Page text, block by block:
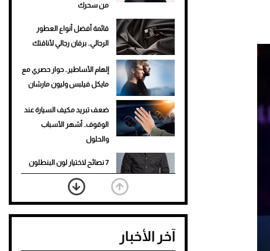
من سحرك
قائمة أفضل أنواع العطور
الرجالي.. برفان رجالي لأناقتك
إلهام الأساطير.. حوار حصري مع
مايكل فيلبس وليون مارشان
ضعف تبريد مكيف السيارة عند
الوقوف.. أشهر الأسباب
والحلول
7 نصائح لاختيار لون البنطلون
المناسب للقميص الأسود
نرى المستقبل من خلال
تصميماتنا.. كيف حجزت 1886
آخر الأخبار